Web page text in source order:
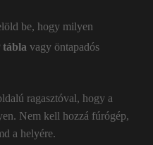
be, hogy milyen
vagy öntapadós
ragasztóval, hogy a
Nem kell hozzá fúrógép,
a helyére.